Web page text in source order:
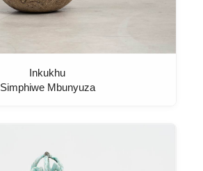
Inkukhu
Simphiwe Mbunyuza